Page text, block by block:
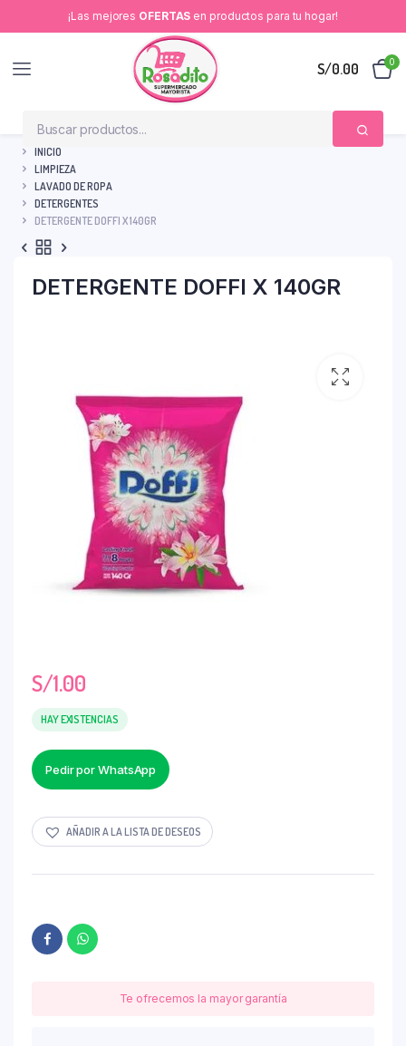
¡Las mejores OFERTAS en productos para tu hogar!
S/0.00 0
INICIO
LIMPIEZA
LAVADO DE ROPA
DETERGENTES
DETERGENTE DOFFI X 140GR
DETERGENTE DOFFI X 140GR
S/1.00
HAY EXISTENCIAS
Pedir por WhatsApp
AÑADIR A LA LISTA DE DESEOS
Te ofrecemos la mayor garantía